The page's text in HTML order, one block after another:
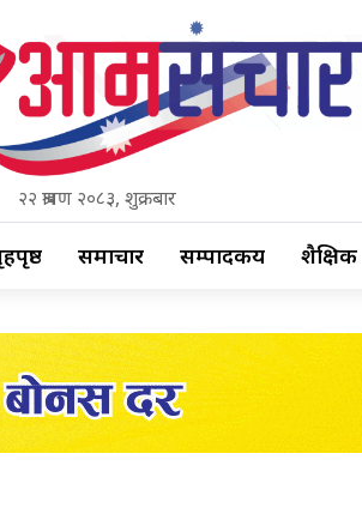
२२ श्रावण २०८३, शुक्रबार
समाचार सम्पादकीय शैक्षिक